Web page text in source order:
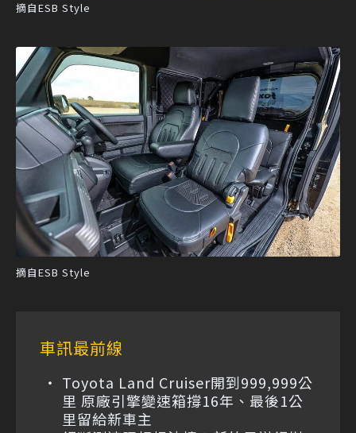
摘自ESB Style
摘自ESB Style
車訊最前線
Toyota Land Cruiser開到999,999公
里 原廠引擎變速箱撐16年、最後1公
里留給新車主